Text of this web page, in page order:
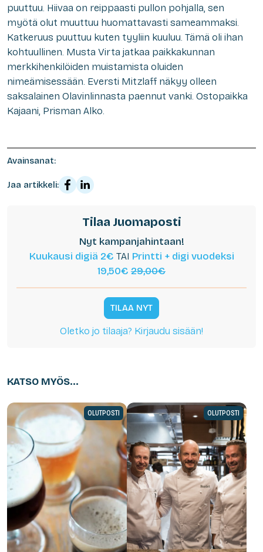
puuttuu. Hiivaa on reippaasti pullon pohjalla, sen
myötä olut muuttuu huomattavasti sameammaksi.
Katkeruus puuttuu kuten tyyliin kuuluu. Tämä oli ihan
kohtuullinen. Musta Virta jatkaa paikkakunnan
merkkihenkilöiden muistamista oluiden
nimeämisessään. Eversti Mitzlaff näkyy olleen
saksalainen Olavinlinnasta paennut vanki. Ostopaikka
Kajaani, Prisman Alko.
Avainsanat:
Jaa artikkeli:
Tilaa Juomaposti
Nyt kampanjahintaan!
Kuukausi digiä 2€ TAI Printti + digi vuodeksi
19,50€ 29,00€
TILAA NYT
Oletko jo tilaaja? Kirjaudu sisään!
KATSO MYÖS...
OLUTPOSTI OLUTPOSTI